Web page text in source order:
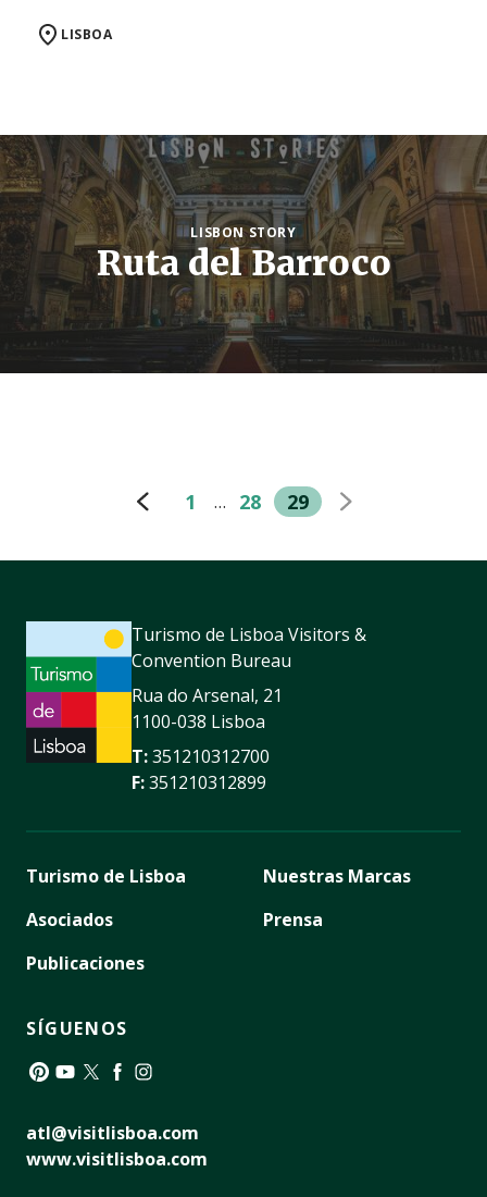
LISBOA
LISBON STORY
Ruta del Barroco
1 … 28 29
Turismo de Lisboa Visitors &
Convention Bureau
Rua do Arsenal, 21
1100-038 Lisboa
T:351210312700
F:351210312899
Turismo de Lisboa
Asociados
Publicaciones
Nuestras Marcas
Prensa
SÍGUENOS
atl@visitlisboa.com
www.visitlisboa.com